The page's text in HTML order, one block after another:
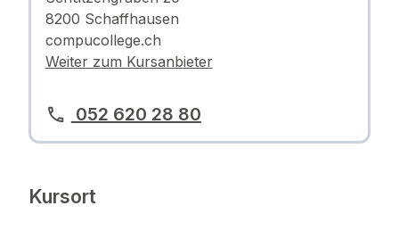
8200 Schaffhausen
compucollege.ch
Weiter zum Kursanbieter
052 620 28 80
Kursort